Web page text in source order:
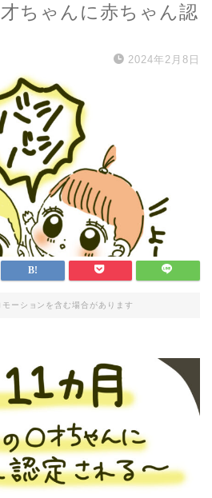
ちゃんに赤ちゃん認
2024年2月8日
ーションを含む場合があります